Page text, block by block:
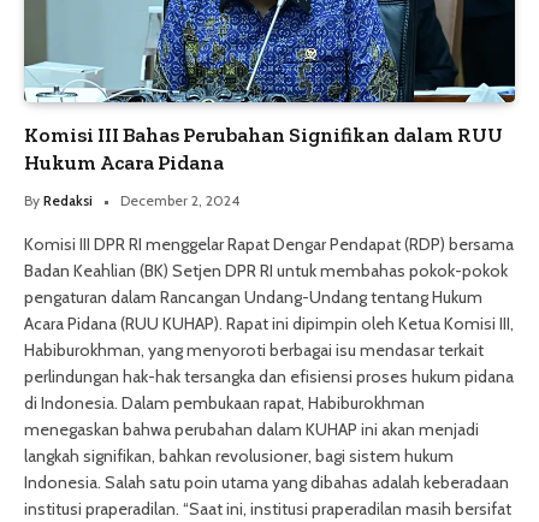
Komisi III Bahas Perubahan Signifikan dalam RUU
Hukum Acara Pidana
By Redaksi December 2, 2024
Komisi III DPR RI menggelar Rapat Dengar Pendapat (RDP) bersama
Badan Keahlian (BK) Setjen DPR RI untuk membahas pokok-pokok
pengaturan dalam Rancangan Undang-Undang tentang Hukum
Acara Pidana (RUU KUHAP). Rapat ini dipimpin oleh Ketua Komisi III,
Habiburokhman, yang menyoroti berbagai isu mendasar terkait
perlindungan hak-hak tersangka dan efisiensi proses hukum pidana
di Indonesia. Dalam pembukaan rapat, Habiburokhman
menegaskan bahwa perubahan dalam KUHAP ini akan menjadi
langkah signifikan, bahkan revolusioner, bagi sistem hukum
Indonesia. Salah satu poin utama yang dibahas adalah keberadaan
institusi praperadilan. “Saat ini, institusi praperadilan masih bersifat